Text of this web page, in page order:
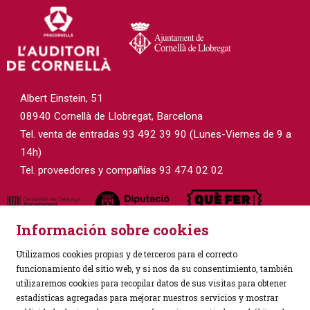
Albert Einstein, 51
08940 Cornellà de Llobregat, Barcelona
Tel. venta de entradas 93 492 39 90 (Lunes-Viernes de 9 a
14h)
Tel. proveedores y compañías 93 474 02 02
Sitemap | Aviso Legal | Política de Privacidad |
Información sobre cookies
Utilizamos cookies propias y de terceros para el correcto
funcionamiento del sitio web, y si nos da su consentimiento, también
utilizaremos cookies para recopilar datos de sus visitas para obtener
estadísticas agregadas para mejorar nuestros servicios y mostrar